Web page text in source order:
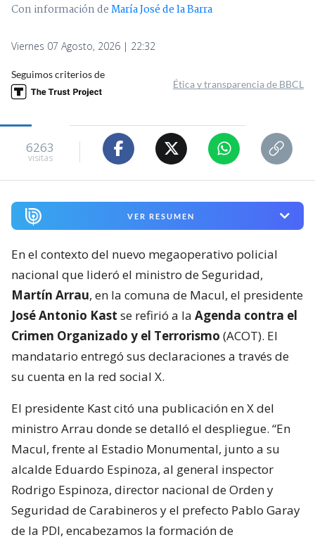
Con información deMaría José de la Barra
Viernes 07 Agosto, 2026 | 22:32
Seguimos criterios de
Ética y transparencia de BBCL
6263
visitas
VER RESUMEN
En el contexto del nuevo megaoperativo policial
nacional que lideró el ministro de Seguridad,
Martín Arrau, en la comuna de Macul, el presidente
José Antonio Kast se refirió a la Agenda contra el
Crimen Organizado y el Terrorismo (ACOT). El
mandatario entregó sus declaraciones a través de
su cuenta en la red social X.
El presidente Kast citó una publicación en X del
ministro Arrau donde se detalló el despliegue. “En
Macul, frente al Estadio Monumental, junto a su
alcalde Eduardo Espinoza, al general inspector
Rodrigo Espinoza, director nacional de Orden y
Seguridad de Carabineros y el prefecto Pablo Garay
de la PDI, encabezamos la formación de